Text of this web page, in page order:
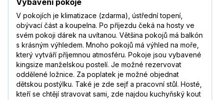
Vybavení pokoje
V pokojích je klimatizace (zdarma), ústřední topení,
obývací část a koupelna. Po příjezdu čeká na hosty ve
svém pokoji dárek na uvítanou. Většina pokojů má balkón
s krásným výhledem. Mnoho pokojů má výhled na moře,
který vytváří příjemnou atmosféru. Pokoje jsou vybavené
kingsize manželskou postelí. Je možné rezervovat
oddělené ložnice. Za poplatek je možné objednat
dětskou postýlku. Také je zde sejf a pracovní stůl. Hosté,
kteří se chtějí stravovat sami, zde najdou kuchyňský kout